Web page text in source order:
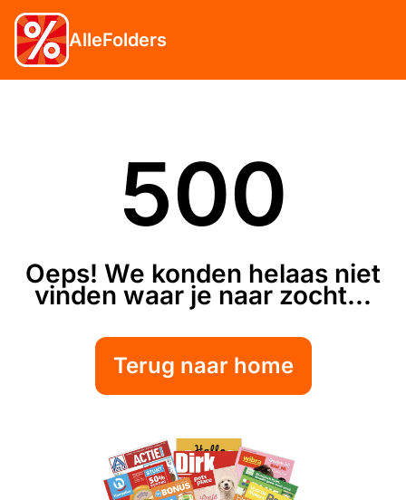
AlleFolders
500
Oeps! We konden helaas niet
vinden waar je naar zocht...
Terug naar home